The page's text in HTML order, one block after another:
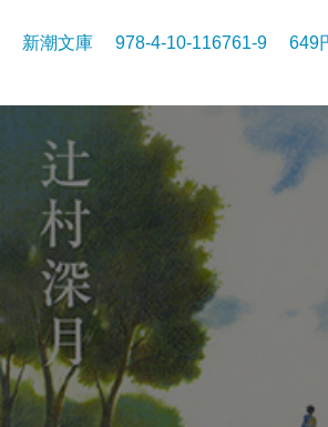
新潮文庫 978-4-10-116761-9 649